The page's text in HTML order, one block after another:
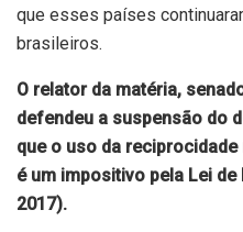
que esses países
brasileiros.
O relator da matéria,
defendeu a suspensão do
que o uso da
é um impositivo pela Lei
2017).